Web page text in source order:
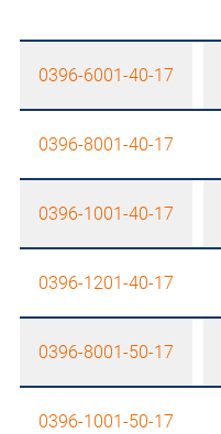
0396-6001-40-17
0396-8001-40-17
0396-1001-40-17
0396-1201-40-17
0396-8001-50-17
0396-1001-50-17